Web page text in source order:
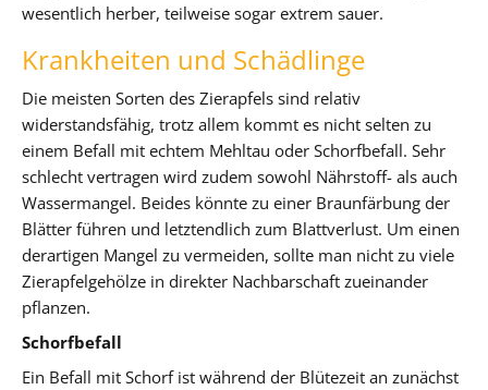
wesentlich herber, teilweise sogar extrem sauer.
Krankheiten und Schädlinge
Die meisten Sorten des Zierapfels sind relativ
widerstandsfähig, trotz allem kommt es nicht selten zu
einem Befall mit echtem Mehltau oder Schorfbefall. Sehr
schlecht vertragen wird zudem sowohl Nährstoff- als auch
Wassermangel. Beides könnte zu einer Braunfärbung der
Blätter führen und letztendlich zum Blattverlust. Um einen
derartigen Mangel zu vermeiden, sollte man nicht zu viele
Zierapfelgehölze in direkter Nachbarschaft zueinander
pflanzen.
Schorfbefall
Ein Befall mit Schorf ist während der Blütezeit an zunächst